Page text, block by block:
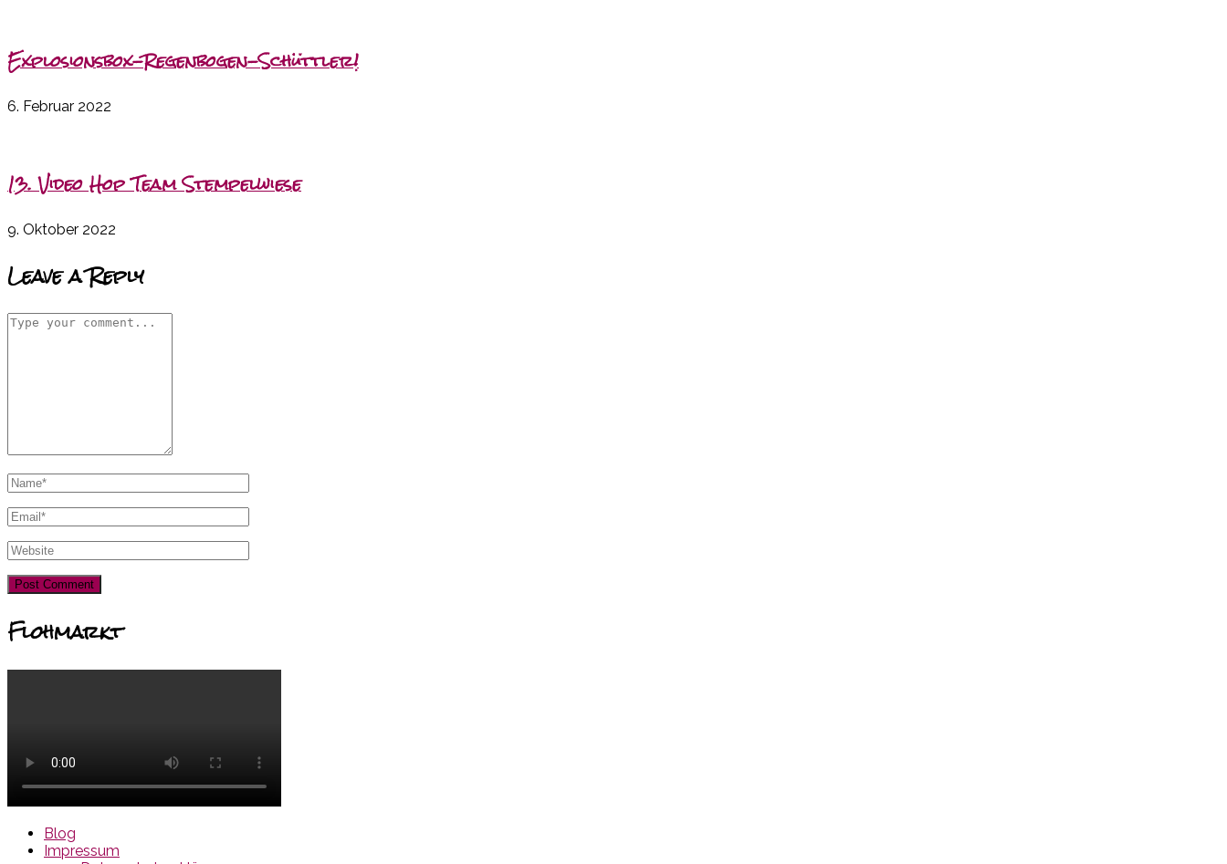
Explosionsbox-Regenbogen-Schüttler!
6. Februar 2022
13. Video Hop Team Stempelwiese
9. Oktober 2022
Leave a Reply
Flohmarkt
Blog
Impressum